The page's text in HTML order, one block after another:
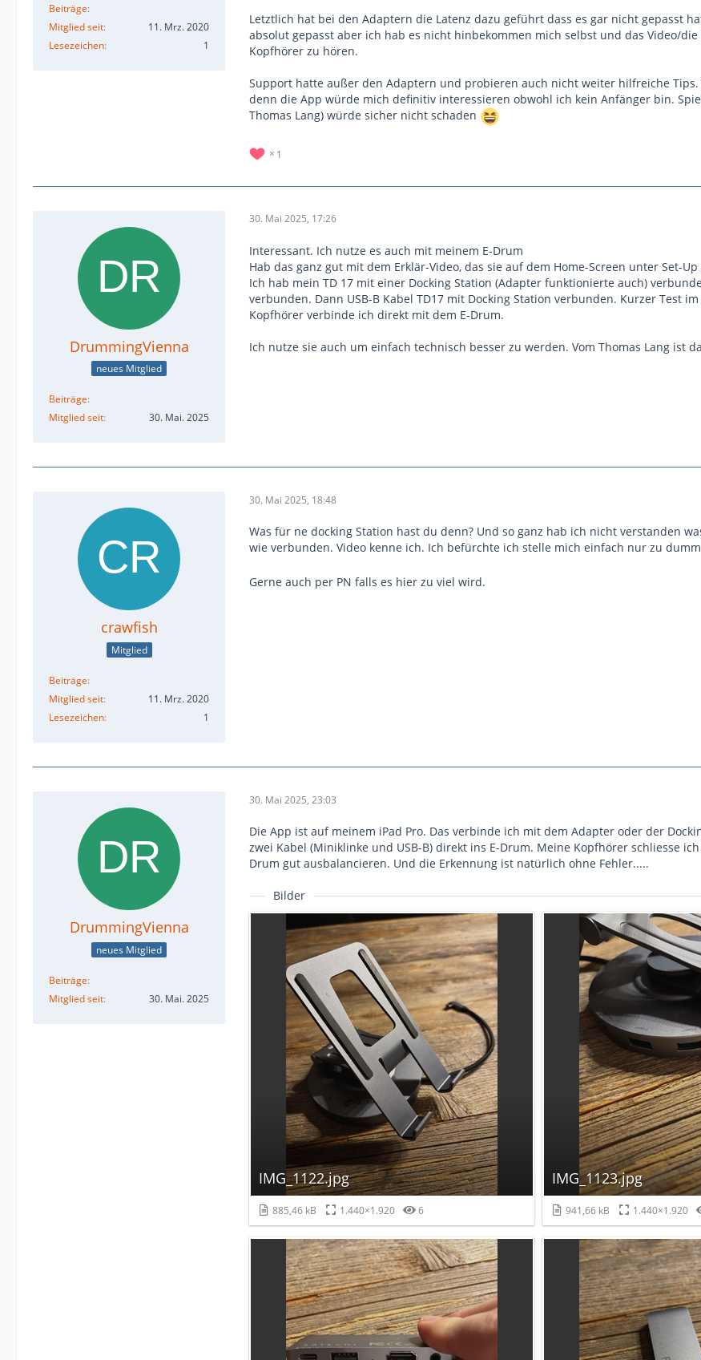
Beiträge
Mitglied seit
11. Mrz. 2020
Lesezeichen
1
Letztlich hat bei den Adaptern die Latenz dazu geführt dass es gar nicht gepasst
absolut gepasst aber ich hab es nicht hinbekommen mich selbst und das Video/
Kopfhörer zu hören.
Support hatte außer den Adaptern und probieren auch nicht weiter hilfreiche
denn die App würde mich definitiv interessieren obwohl ich kein Anfänger bin.
Thomas Lang) würde sicher nicht schaden
1
DrummingVienna
neues Mitglied
Beiträge
Mitglied seit
30. Mai. 2025
30. Mai 2025, 17:26
Interessant. Ich nutze es auch mit meinem E-Drum
Hab das ganz gut mit dem Erklär-Video, das sie auf dem Home-Screen unter Set-
Ich hab mein TD 17 mit einer Docking Station (Adapter funktionierte auch)
verbunden. Dann USB-B Kabel TD17 mit Docking Station verbunden. Kurzer Test
Kopfhörer verbinde ich direkt mit dem E-Drum.
Ich nutze sie auch um einfach technisch besser zu werden. Vom Thomas Lang ist
crawfish
Mitglied
Beiträge
Mitglied seit
11. Mrz. 2020
Lesezeichen
1
30. Mai 2025, 18:48
Was für ne docking Station hast du denn? Und so ganz hab ich nicht verstanden
wie verbunden. Video kenne ich. Ich befürchte ich stelle mich einfach nur zu
Gerne auch per PN falls es hier zu viel wird.
DrummingVienna
neues Mitglied
Beiträge
Mitglied seit
30. Mai. 2025
30. Mai 2025, 23:03
Die App ist auf meinem iPad Pro. Das verbinde ich mit dem Adapter oder der
zwei Kabel (Miniklinke und USB-B) direkt ins E-Drum. Meine Kopfhörer schliesse
Drum gut ausbalancieren. Und die Erkennung ist natürlich ohne Fehler.....
Bilder
IMG_1122.jpg
885,46 kB 1.440×1.920 6
IMG_1123.jpg
941,66 kB 1.440×1.920